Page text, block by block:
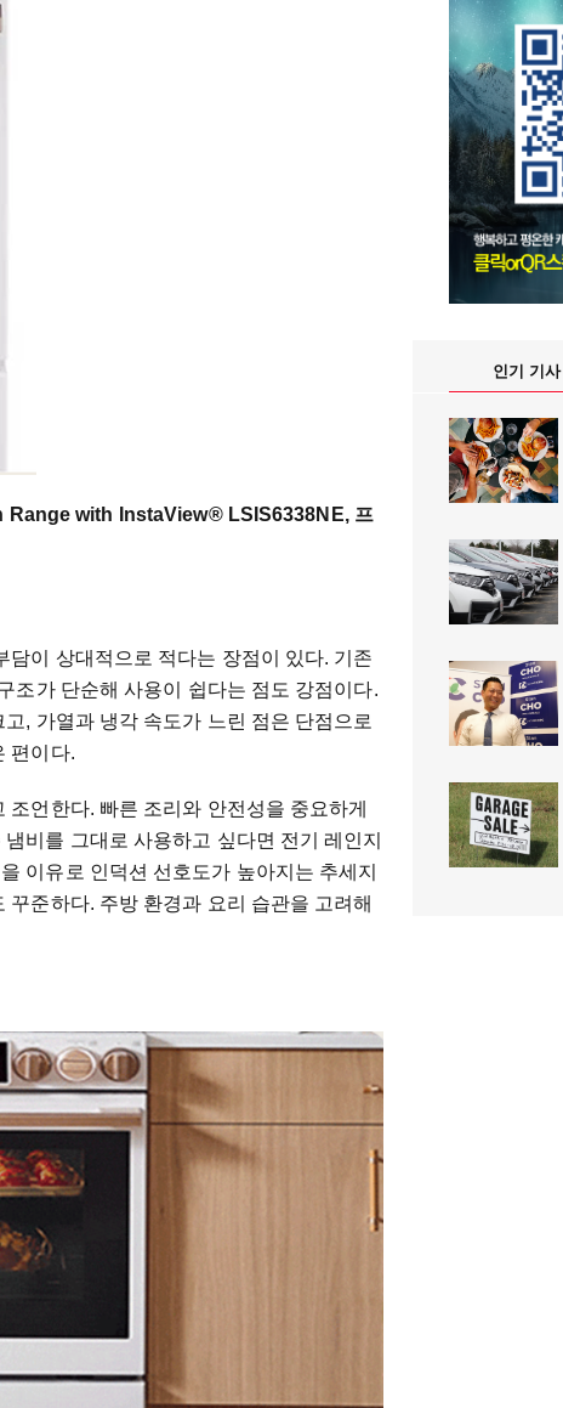
with InstaView® LSIS6338NE, 프
이 상대적으로 적다는 장점이 있다. 기존
조가 단순해 사용이 쉽다는 점도 강점이다.
, 가열과 냉각 속도가 느린 점은 단점으로
편이다.
언한다. 빠른 조리와 안전성을 중요하게
비를 그대로 사용하고 싶다면 전기 레인지
이유로 인덕션 선호도가 높아지는 추세지
준하다. 주방 환경과 요리 습관을 고려해
인기 기사